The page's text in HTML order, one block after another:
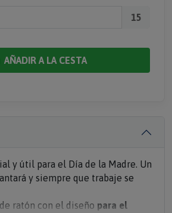
15
AÑADIR A LA CESTA
y útil para el Día de la Madre. Un
y siempre que trabaje se
ratón con el diseño para el